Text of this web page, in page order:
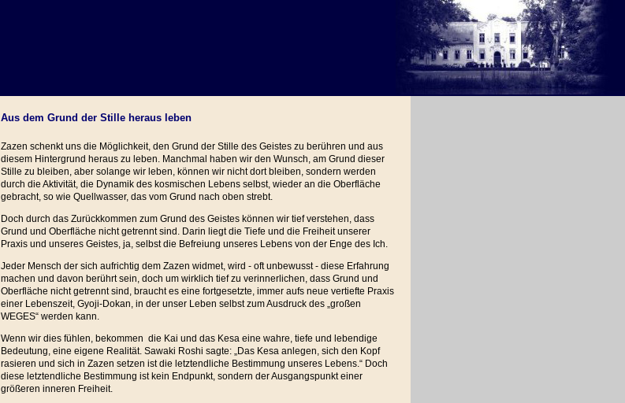
Aus dem Grund der Stille heraus leben
Zazen schenkt uns die Möglichkeit, den Grund der Stille des Geistes zu berühren und aus
diesem Hintergrund heraus zu leben. Manchmal haben wir den Wunsch, am Grund dieser
Stille zu bleiben, aber solange wir leben, können wir nicht dort bleiben, sondern werden
durch die Aktivität, die Dynamik des kosmischen Lebens selbst, wieder an die Oberfläche
gebracht, so wie Quellwasser, das vom Grund nach oben strebt.
Doch durch das Zurückkommen zum Grund des Geistes können wir tief verstehen, dass
Grund und Oberfläche nicht getrennt sind. Darin liegt die Tiefe und die Freiheit unserer
Praxis und unseres Geistes, ja, selbst die Befreiung unseres Lebens von der Enge des Ich.
Jeder Mensch der sich aufrichtig dem Zazen widmet, wird - oft unbewusst - diese Erfahrung
machen und davon berührt sein, doch um wirklich tief zu verinnerlichen, dass Grund und
Oberfläche nicht getrennt sind, braucht es eine fortgesetzte, immer aufs neue vertiefte Praxis
einer Lebenszeit, Gyoji-Dokan, in der unser Leben selbst zum Ausdruck des „großen
WEGES“ werden kann.
Wenn wir dies fühlen, bekommen die Kai und das Kesa eine wahre, tiefe und lebendige
Bedeutung, eine eigene Realität. Sawaki Roshi sagte: „Das Kesa anlegen, sich den Kopf
rasieren und sich in Zazen setzen ist die letztendliche Bestimmung unseres Lebens.“ Doch
diese letztendliche Bestimmung ist kein Endpunkt, sondern der Ausgangspunkt einer
größeren inneren Freiheit.